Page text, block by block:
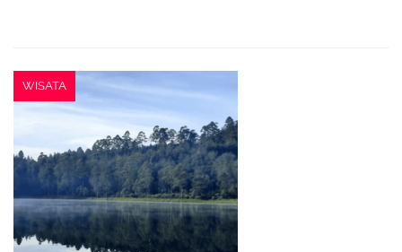
WISATA